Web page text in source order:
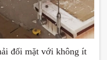
đối mặt với không ít